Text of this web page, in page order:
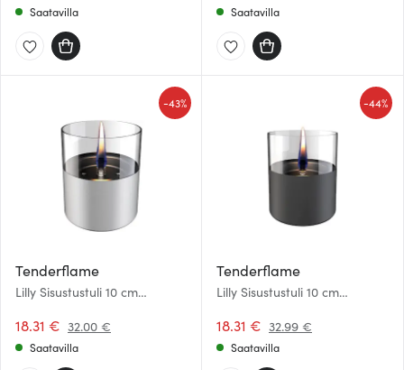
Saatavilla Saatavilla
Tenderflame
Lilly Sisustustuli 10 cm
18.31 € 32.00 €
-43%
Saatavilla
Tenderflame
Lilly Sisustustuli 10 cm
18.31 € 32.99 €
-44%
Saatavilla